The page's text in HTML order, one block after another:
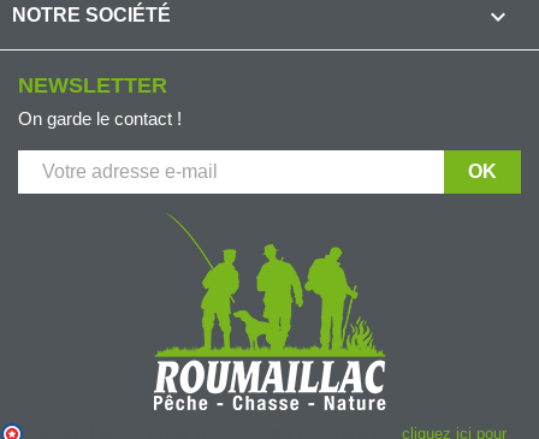
(1
NOTRE SOCIÉTÉ 
NEWSLETTER
On garde le contact !
cliquez ici pour